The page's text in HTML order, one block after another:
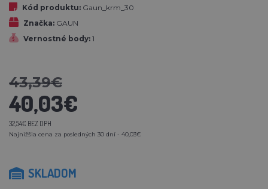
Kód produktu: Gaun_krm_30
Značka: GAUN
Vernostné body: 1
43,39€
40,03€
32,54€ BEZ DPH
Najnižšia cena za posledných 30 dní - 40,03€
SKLADOM